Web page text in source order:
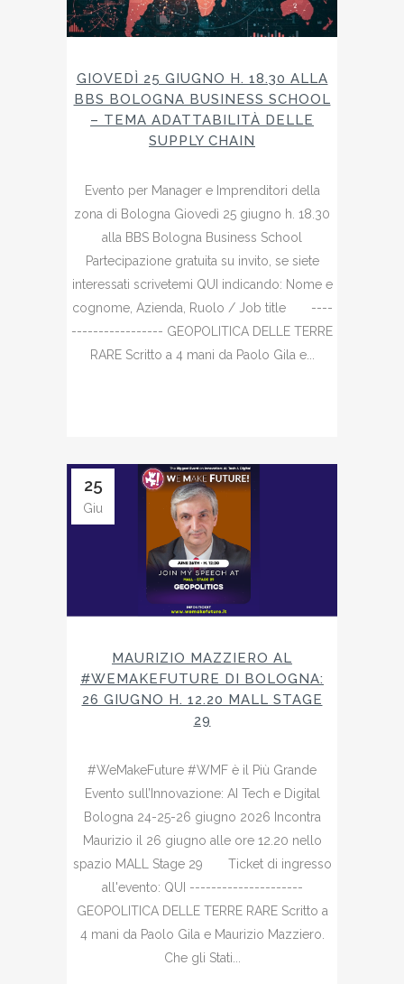
GIOVEDÌ 25 GIUGNO H. 18.30 ALLA
BBS BOLOGNA BUSINESS SCHOOL
– TEMA ADATTABILITÀ DELLE
SUPPLY CHAIN
Evento per Manager e Imprenditori della
zona di Bologna Giovedì 25 giugno h. 18.30
alla BBS Bologna Business School
Partecipazione gratuita su invito, se siete
interessati scrivetemi QUI indicando: Nome e
cognome, Azienda, Ruolo / Job title ----
----------------- GEOPOLITICA DELLE TERRE
RARE Scritto a 4 mani da Paolo Gila e...
25
Giu
MAURIZIO MAZZIERO AL
#WEMAKEFUTURE DI BOLOGNA:
26 GIUGNO H. 12.20 MALL STAGE
29
#WeMakeFuture #WMF è il Più Grande
Evento sull’Innovazione: AI Tech e Digital
Bologna 24-25-26 giugno 2026 Incontra
Maurizio il 26 giugno alle ore 12.20 nello
spazio MALL Stage 29 Ticket di ingresso
all'evento: QUI ---------------------
GEOPOLITICA DELLE TERRE RARE Scritto a
4 mani da Paolo Gila e Maurizio Mazziero.
Che gli Stati...